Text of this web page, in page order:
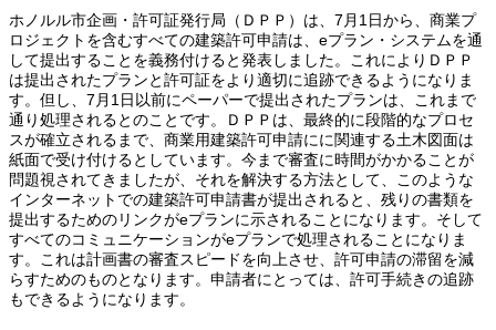
ホノルル市企画・許可証発行局（ＤＰＰ）は、7月1日から、商業プ
ロジェクトを含むすべての建築許可申請は、eプラン・システムを通
して提出することを義務付けると発表しました。これによりＤＰＰ
は提出されたプランと許可証をより適切に追跡できるようになりま
す。但し、7月1日以前にペーパーで提出されたプランは、これまで
通り処理されるとのことです。ＤＰＰは、最終的に段階的なプロセ
スが確立されるまで、商業用建築許可申請にに関連する土木図面は
紙面で受け付けるとしています。今まで審査に時間がかかることが
問題視されてきましたが、それを解決する方法として、このような
インターネットでの建築許可申請書が提出されると、残りの書類を
提出するためのリンクがeプランに示されることになります。そして
すべてのコミュニケーションがeプランで処理されることになりま
す。これは計画書の審査スピードを向上させ、許可申請の滞留を減
らすためのものとなります。申請者にとっては、許可手続きの追跡
もできるようになります。